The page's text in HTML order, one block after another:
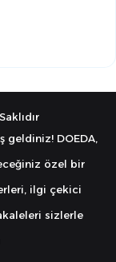
geldiniz! DOEDA,
özel bir
ilgi çekici
sizlerle